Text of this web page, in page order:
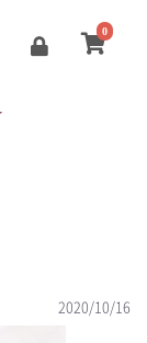
0
2020/10/16